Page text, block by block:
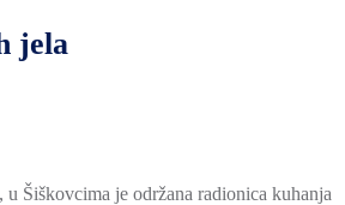
jela
Šiškovcima je održana radionica kuhanja